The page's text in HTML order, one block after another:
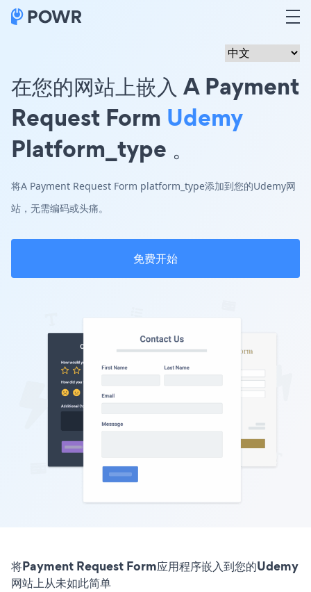
在您的网站上嵌入 A Payment
Request Form Udemy
Platform_type 。
将A Payment Request Form platform_type添加到您的Udemy网
站，无需编码或头痛。
免费开始
将Payment Request Form应用程序嵌入到您的Udemy
网站上从未如此简单